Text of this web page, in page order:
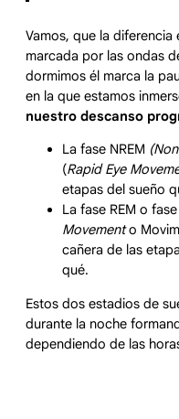
Vamos, que la diferencia
marcada por las ondas
dormimos él marca la
en la que estamos
nuestro descanso
La fase NREM
(Rapid Eye
etapas del sueño
La fase REM o
Movemento
cañera de las
qué.
Estos dos estadios de
durante la noche
dependiendo de las